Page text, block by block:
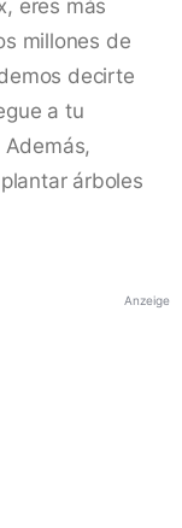
eres más
millones de
decirte
a tu
árboles
Anzeige